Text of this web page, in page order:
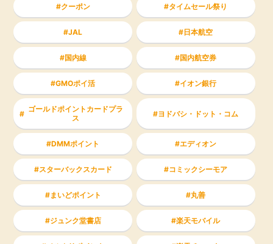
クーポン タイムセール祭り
JAL 日本航空
国内線 国内航空券
GMOポイ活 イオン銀行
ゴールドポイントカードプラ
ス
ヨドバシ・ドット・コム
DMMポイント エディオン
スターバックスカード コミックシーモア
まいどポイント 丸善
ジュンク堂書店 楽天モバイル